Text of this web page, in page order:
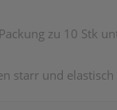
zu 10 Stk
starr und